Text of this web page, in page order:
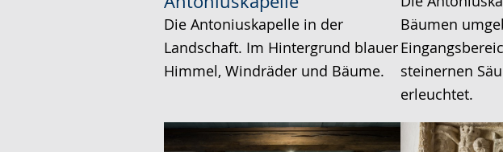
Die Antoniuskapelle in der
Landschaft. Im Hintergrund blauer
Himmel, Windräder und Bäume.
Bäumen
steinernen
erleuchtet.